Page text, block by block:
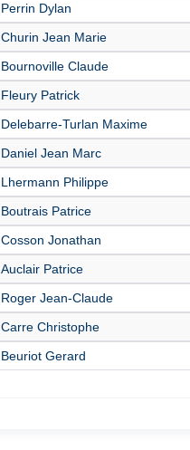
Perrin Dylan
Churin Jean Marie
Bournoville Claude
Fleury Patrick
Delebarre-Turlan Maxime
Daniel Jean Marc
Lhermann Philippe
Boutrais Patrice
Cosson Jonathan
Auclair Patrice
Roger Jean-Claude
Carre Christophe
Beuriot Gerard